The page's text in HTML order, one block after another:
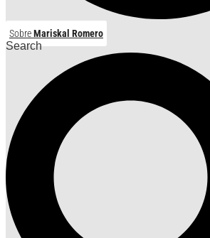
SobreMariskal Romero
Search